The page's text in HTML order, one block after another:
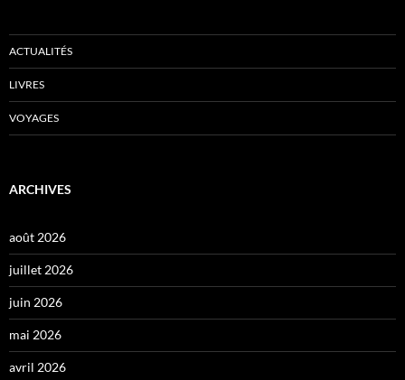
ACTUALITÉS
LIVRES
VOYAGES
ARCHIVES
août 2026
juillet 2026
juin 2026
mai 2026
avril 2026